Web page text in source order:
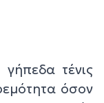
τένις
όσον